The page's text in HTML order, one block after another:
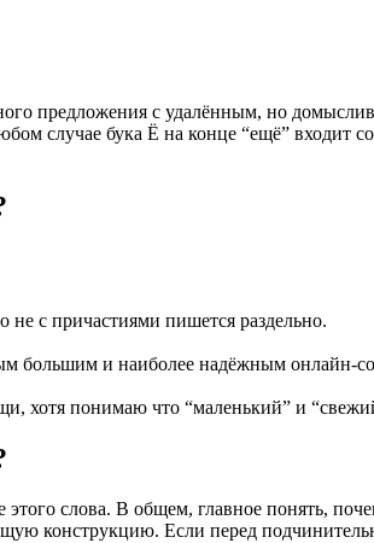
предложения с удалённым, но
случае бука Ё на конце “ещё” входит
не с причастиями пишется раздельно.
большим и наиболее надёжным онлайн-
хотя понимаю что “маленький” и
слова. В общем, главное понять,
конструкцию. Если перед